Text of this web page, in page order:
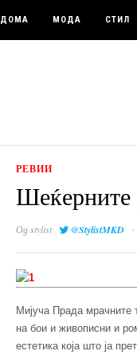
ДОМА МОДА СТИЛ
РЕВИИ
Шеќерните
Одstylist @StylistMKD ·
Мијуча Прада мрачните
на бои и живописни и
естетика која што ја